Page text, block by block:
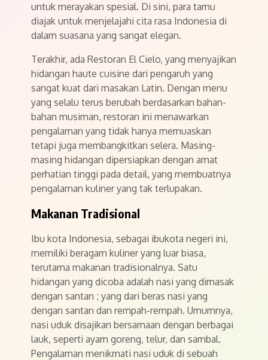
untuk merayakan spesial. Di sini, para tamu
diajak untuk menjelajahi cita rasa Indonesia di
dalam suasana yang sangat elegan.
Terakhir, ada Restoran El Cielo, yang menyajikan
hidangan haute cuisine dari pengaruh yang
sangat kuat dari masakan Latin. Dengan menu
yang selalu terus berubah berdasarkan bahan-
bahan musiman, restoran ini menawarkan
pengalaman yang tidak hanya memuaskan
tetapi juga membangkitkan selera. Masing-
masing hidangan dipersiapkan dengan amat
perhatian tinggi pada detail, yang membuatnya
pengalaman kuliner yang tak terlupakan.
Makanan Tradisional
Ibu kota Indonesia, sebagai ibukota negeri ini,
memiliki beragam kuliner yang luar biasa,
terutama makanan tradisionalnya. Satu
hidangan yang dicoba adalah nasi yang dimasak
dengan santan ; yang dari beras nasi yang
dengan santan dan rempah-rempah. Umumnya,
nasi uduk disajikan bersamaan dengan berbagai
lauk, seperti ayam goreng, telur, dan sambal.
Pengalaman menikmati nasi uduk di sebuah